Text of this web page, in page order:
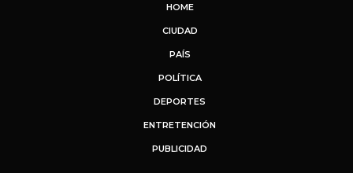
HOME
CIUDAD
PAÍS
POLÍTICA
DEPORTES
ENTRETENCIÓN
PUBLICIDAD